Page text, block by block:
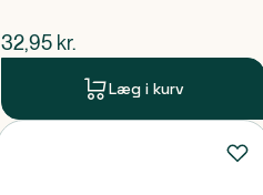
$nuværende pris
32,95 kr.
Læg i kurv